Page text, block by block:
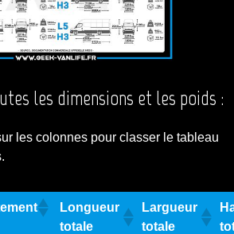
les dimensions et les poids :
les colonnes pour classer le tableau
Longueur
totale
Largueur
totale